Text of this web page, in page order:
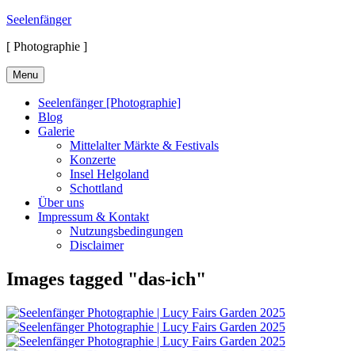
Skip
content
Seelenfänger
[ Photographie ]
Menu
Seelenfänger [Photographie]
Blog
Galerie
Mittelalter Märkte & Festivals
Konzerte
Insel Helgoland
Schottland
Über uns
Impressum & Kontakt
Nutzungsbedingungen
Disclaimer
Images tagged "das-ich"